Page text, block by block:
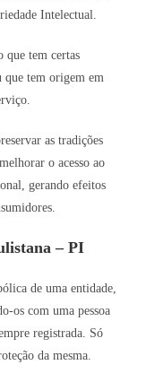
Intelectual.
que tem certas
que tem origem em
as tradições
o acesso ao
gerando efeitos
– PI
de uma entidade,
os com uma pessoa
registrada. Só
da mesma.